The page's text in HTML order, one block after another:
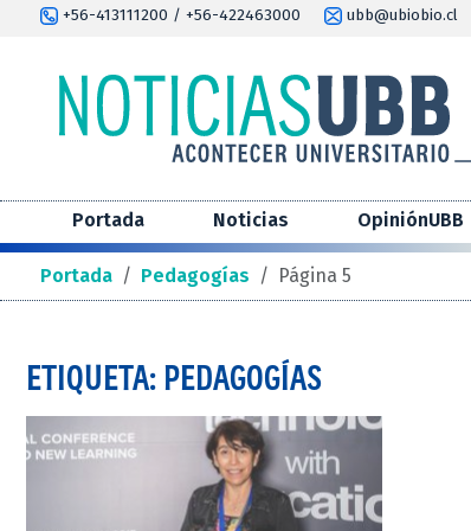
+56-413111200 / +56-422463000 ubb@ubiobio.cl
Portada Noticias OpiniónUBB
Portada / Pedagogías / Página 5
ETIQUETA: PEDAGOGÍAS